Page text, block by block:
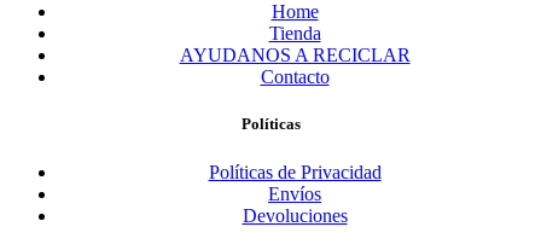
Home
Tienda
AYUDANOS A RECICLAR
Contacto
Políticas
Políticas de Privacidad
Envíos
Devoluciones